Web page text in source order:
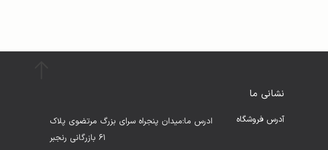
نشانی ما
آدرس فروشگاه
ادرس ما:میدان پنجراه سرای بزرگ مرتضوی پلاک
۶۱ بازرگانی رنجبر